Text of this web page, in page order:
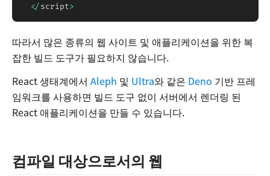
</ script >
따라서 많은 종류의 웹 사이트 및 애플리케이션을 위한 복
잡한 빌드 도구가 필요하지 않습니다.
React 생태계에서 Aleph 및 Ultra와 같은 Deno 기반 프레
임워크를 사용하면 빌드 도구 없이 서버에서 렌더링 된
React 애플리케이션을 만들 수 있습니다.
컴파일 대상으로서의 웹